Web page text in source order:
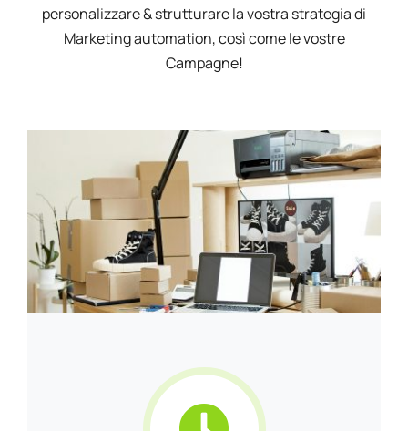
personalizzare & strutturare la vostra strategia di
Marketing automation, così come le vostre
Campagne!